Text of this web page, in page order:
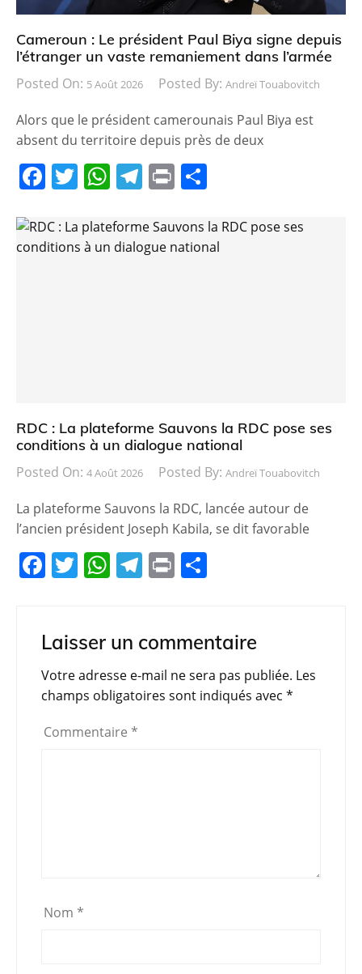
Cameroun : Le président Paul Biya signe depuis
l’étranger un vaste remaniement dans l’armée
Posted On: 5 Août 2026 Posted By: Andreï Touabovitch
Alors que le président camerounais Paul Biya est
absent du territoire depuis près de deux
F
c
e
T
itt
er
W
at
s
T
e
gr
Pr
t ta
g
RDC : La plateforme Sauvons la RDC pose ses
conditions à un dialogue national
Posted On: 4 Août 2026 Posted By: Andreï Touabovitch
La plateforme Sauvons la RDC, lancée autour de
l’ancien président Joseph Kabila, se dit favorable
F
e
b
o
o
k
T
er
W
s
A
p
p
T
gr
a
m
Pr
g
er
Laisser un commentaire
Votre adresse e-mail ne sera pas publiée. Les
champs obligatoires sont indiqués avec *
Commentaire *
Nom *